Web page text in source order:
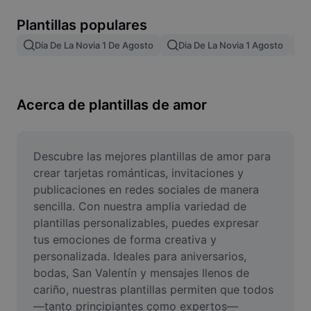
Image merge
Resize Image
Meme Generator
AI Text Remover
AI People Remover
AI Inpainting
Face Cutout
Plantillas populares
Día De La Novia 1 De Agosto Dia De La Novia 1 Agosto
Acerca de plantillas de amor
Descubre las mejores plantillas de amor para
crear tarjetas románticas, invitaciones y
publicaciones en redes sociales de manera
sencilla. Con nuestra amplia variedad de
plantillas personalizables, puedes expresar
tus emociones de forma creativa y
personalizada. Ideales para aniversarios,
bodas, San Valentín y mensajes llenos de
cariño, nuestras plantillas permiten que todos
—tanto principiantes como expertos—